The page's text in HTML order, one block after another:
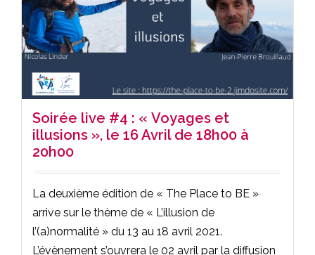
Soirée live #4 : « Voyages et
illusions », le 16 Avril de 18h00 à
20h00
La deuxième édition de « The Place to BE »
arrive sur le thème de « L’illusion de
l’(a)normalité » du 13 au 18 avril 2021.
L’évènement s’ouvrera le 02 avril par la diffusion